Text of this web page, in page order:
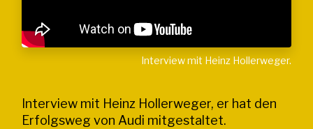
Interview mit Heinz Hollerweger.
Interview mit Heinz Hollerweger, er hat den
Erfolgsweg von Audi mitgestaltet.